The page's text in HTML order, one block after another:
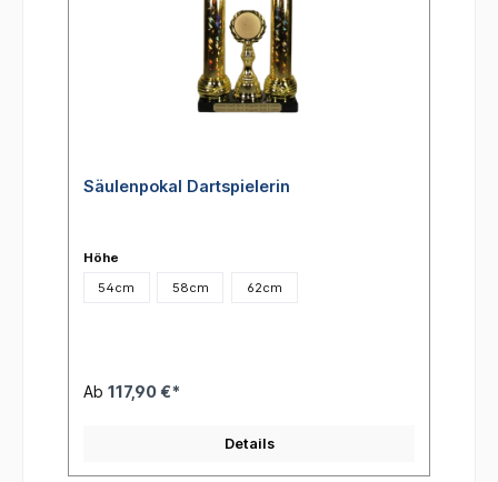
Säulenpokal Dartspielerin
Höhe
54cm
58cm 62cm
Ab 117,90 €*
Details